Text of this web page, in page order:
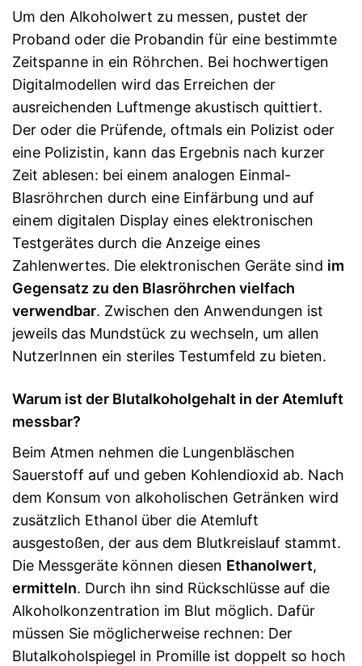
Um den Alkoholwert zu messen, pustet der
Proband oder die Probandin für eine bestimmte
Zeitspanne in ein Röhrchen. Bei hochwertigen
Digitalmodellen wird das Erreichen der
ausreichenden Luftmenge akustisch quittiert.
Der oder die Prüfende, oftmals ein Polizist oder
eine Polizistin, kann das Ergebnis nach kurzer
Zeit ablesen: bei einem analogen Einmal-
Blasröhrchen durch eine Einfärbung und auf
einem digitalen Display eines elektronischen
Testgerätes durch die Anzeige eines
Zahlenwertes. Die elektronischen Geräte sind im
Gegensatz zu den Blasröhrchen vielfach
verwendbar. Zwischen den Anwendungen ist
jeweils das Mundstück zu wechseln, um allen
NutzerInnen ein steriles Testumfeld zu bieten.
Warum ist der Blutalkoholgehalt in der Atemluft
messbar?
Beim Atmen nehmen die Lungenbläschen
Sauerstoff auf und geben Kohlendioxid ab. Nach
dem Konsum von alkoholischen Getränken wird
zusätzlich Ethanol über die Atemluft
ausgestoßen, der aus dem Blutkreislauf stammt.
Die Messgeräte können diesen Ethanolwert,
ermitteln. Durch ihn sind Rückschlüsse auf die
Alkoholkonzentration im Blut möglich. Dafür
müssen Sie möglicherweise rechnen: Der
Blutalkoholspiegel in Promille ist doppelt so hoch